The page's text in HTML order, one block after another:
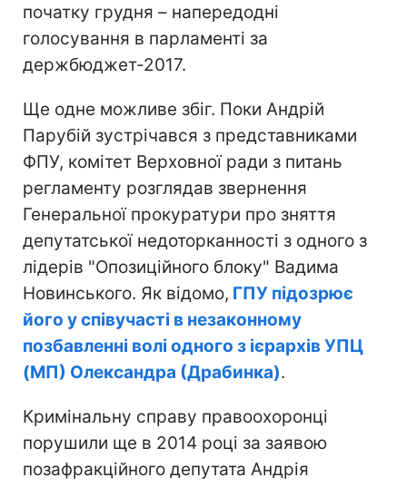
початку грудня – напередодні
голосування в парламенті за
держбюджет-2017.
Ще одне можливе збіг. Поки Андрій
Парубій зустрічався з представниками
ФПУ, комітет Верховної ради з питань
регламенту розглядав звернення
Генеральної прокуратури про зняття
депутатської недоторканності з одного з
лідерів "Опозиційного блоку" Вадима
Новинського. Як відомо, ГПУ підозрює
його у співучасті в незаконному
позбавленні волі одного з ієрархів УПЦ
(МП) Олександра (Драбинка).
Кримінальну справу правоохоронці
порушили ще в 2014 році за заявою
позафракційного депутата Андрія